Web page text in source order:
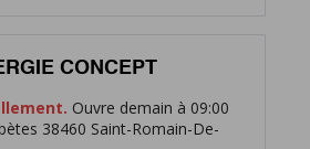
CONCEPT
Ouvre demain à 09:00
38460 Saint-Romain-De-